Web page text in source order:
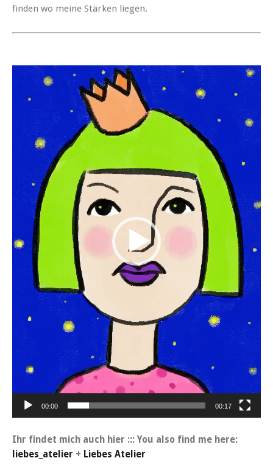
finden wo meine Stärken liegen.
Video-
00:00 00:17
Ihr findet mich auch hier ::: You also find me here:
liebes_atelier + Liebes Atelier